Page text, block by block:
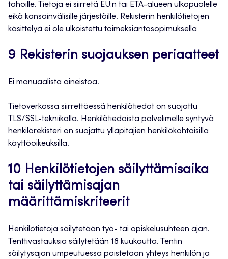
tahoille. Tietoja ei siirretä EU:n tai ETA-alueen ulkopuolelle
eikä kansainvälisille järjestöille. Rekisterin henkilötietojen
käsittelyä ei ole ulkoistettu toimeksiantosopimuksella
9 Rekisterin suojauksen periaatteet
Ei manuaalista aineistoa.
Tietoverkossa siirrettäessä henkilötiedot on suojattu
TLS/SSL-tekniikalla. Henkilötiedoista palvelimelle syntyvä
henkilörekisteri on suojattu ylläpitäjien henkilökohtaisilla
käyttöoikeuksilla.
10 Henkilötietojen säilyttämisaika
tai säilyttämisajan
määrittämiskriteerit
Henkilötietoja säilytetään työ- tai opiskelusuhteen ajan.
Tenttivastauksia säilytetään 18 kuukautta. Tentin
säilytysajan umpeutuessa poistetaan yhteys henkilön ja